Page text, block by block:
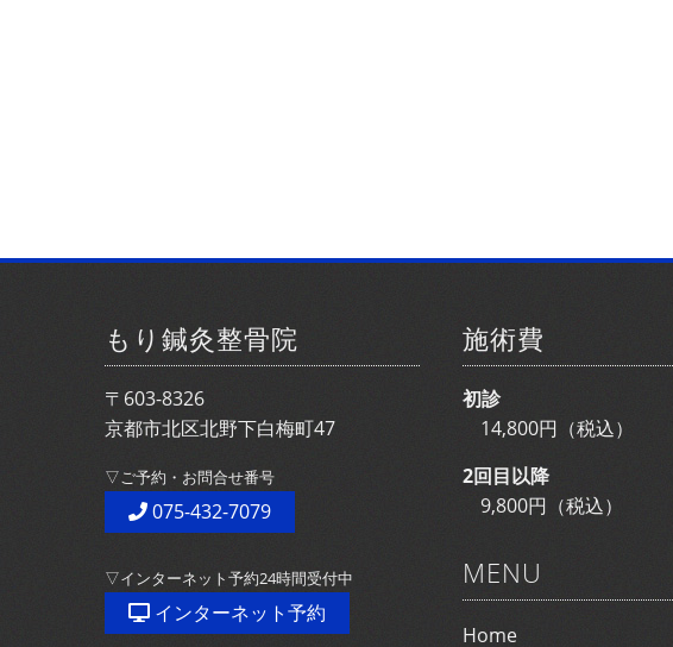
もり鍼灸整骨院
〒603-8326
京都市北区北野下白梅町47
▽ご予約・お問合せ番号
075-432-7079
▽インターネット予約24時間受付中
インターネット予約
施術費
初診
14,800円（税込）
2回目以降
9,800円（税込）
MENU
Home